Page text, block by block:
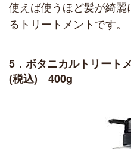
使えば使うほど髪が綺
るトリートメントです。
5．ボタニカルトリー
(税込) 400g